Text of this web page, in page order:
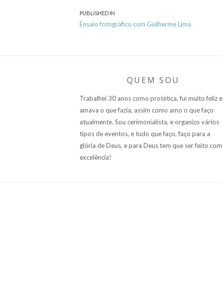
Navegação
PUBLISHED IN
Ensaio fotográfico com Guilherme Lima
QUEM SOU
Trabalhei 30 anos como protética, fui muito feliz e
amava o que fazia, assim como amo o que faço
atualmente. Sou cerimonialista, e organizo vários
tipos de eventos, e tudo que faço, faço para a
glória de Deus, e para Deus tem que ser feito com
excelência!